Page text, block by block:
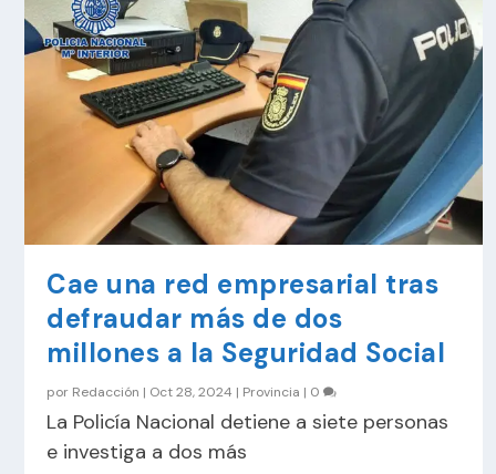
Cae una red empresarial tras
defraudar más de dos
millones a la Seguridad Social
por Redacción | Oct 28, 2024 | Provincia | 0
La Policía Nacional detiene a siete personas
e investiga a dos más